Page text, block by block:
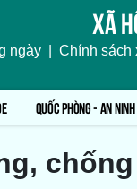
Xã
ngày Chính sách
QUỐC PHÒNG - AN NINH